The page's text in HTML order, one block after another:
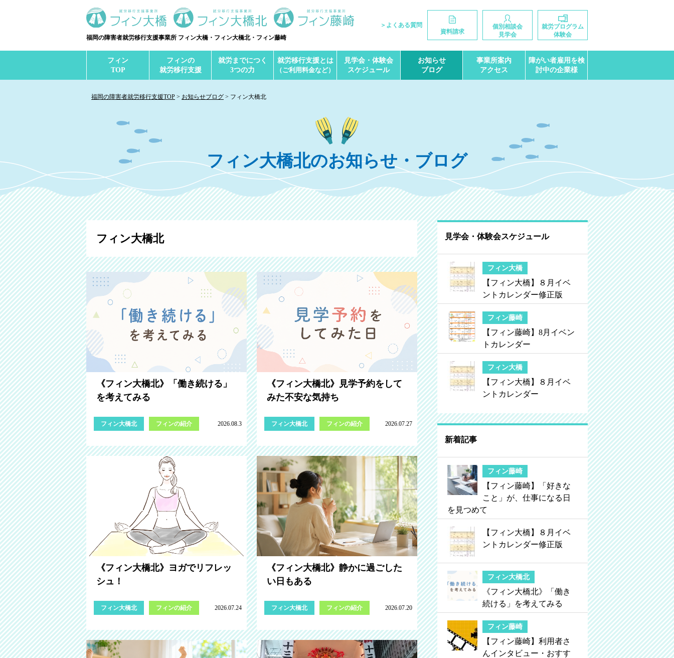
福岡の障害者就労移行支援事業所 フィン大橋・フィン大橋北・フィン藤崎
＞よくある質問
資料請求
個別相談会
見学会
就労プログラム
体験会
フィン
TOP
フィンの
就労移行支援
就労までにつく
3つの力
就労移行支援とは
（ご利用料金など）
見学会・体験会
スケジュール
お知らせ
ブログ
事業所案内
アクセス
障がい者雇用を検
討中の企業様
福岡の障害者就労移行支援TOP お知らせブログ フィン大橋北
フィン大橋北のお知らせ・ブログ
フィン大橋北
《フィン大橋北》「働き続ける」
を考えてみる
フィン大橋北 フィンの紹介 2026.08.3
《フィン大橋北》見学予約をして
みた不安な気持ち
フィン大橋北 フィンの紹介 2026.07.27
《フィン大橋北》ヨガでリフレッ
シュ！
フィン大橋北 フィンの紹介 2026.07.24
《フィン大橋北》静かに過ごした
い日もある
フィン大橋北 フィンの紹介 2026.07.20
見学会・体験会スケジュール
フィン大橋
【フィン大橋】８月イベ
ントカレンダー修正版
フィン藤崎
【フィン藤崎】8月イベン
トカレンダー
フィン大橋
【フィン大橋】８月イベ
ントカレンダー
新着記事
フィン藤崎
【フィン藤崎】「好きな
こと」が、仕事になる日
を見つめて
【フィン大橋】８月イベ
ントカレンダー修正版
フィン大橋北
《フィン大橋北》「働き
続ける」を考えてみる
フィン藤崎
【フィン藤崎】利用者さ
んインタビュー・おすす